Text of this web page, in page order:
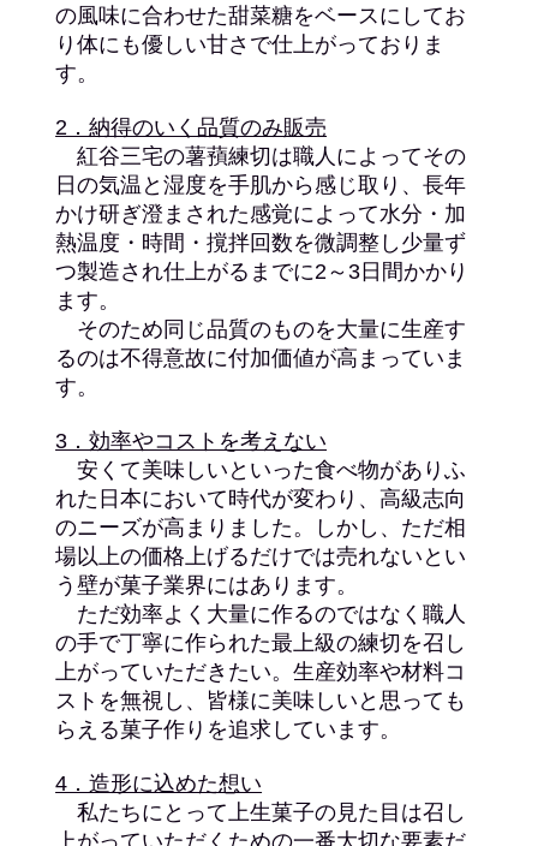
の風味に合わせた甜菜糖をベースにしてお
り体にも優しい甘さで仕上がっておりま
す。
2．納得のいく品質のみ販売
紅谷三宅の薯蕷練切は職人によってその
日の気温と湿度を手肌から感じ取り、長年
かけ研ぎ澄まされた感覚によって水分・加
熱温度・時間・撹拌回数を微調整し少量ず
つ製造され仕上がるまでに2～3日間かかり
ます。
そのため同じ品質のものを大量に生産す
るのは不得意故に付加価値が高まっていま
す。
3．効率やコストを考えない
安くて美味しいといった食べ物がありふ
れた日本において時代が変わり、高級志向
のニーズが高まりました。しかし、ただ相
場以上の価格上げるだけでは売れないとい
う壁が菓子業界にはあります。
ただ効率よく大量に作るのではなく職人
の手で丁寧に作られた最上級の練切を召し
上がっていただきたい。生産効率や材料コ
ストを無視し、皆様に美味しいと思っても
らえる菓子作りを追求しています。
4．造形に込めた想い
私たちにとって上生菓子の見た目は召し
上がっていただくための一番大切な要素だ